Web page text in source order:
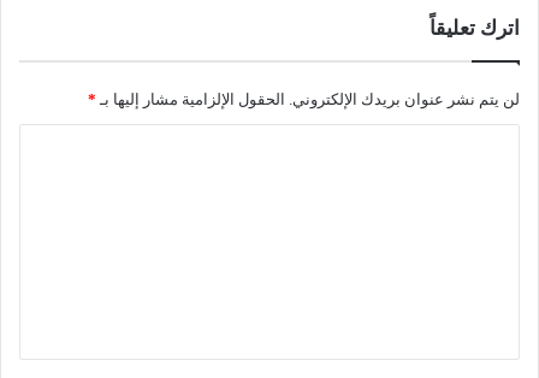
اترك تعليقاً
لن يتم نشر عنوان بريدك الإلكتروني. الحقول الإلزامية مشار إليها بـ *